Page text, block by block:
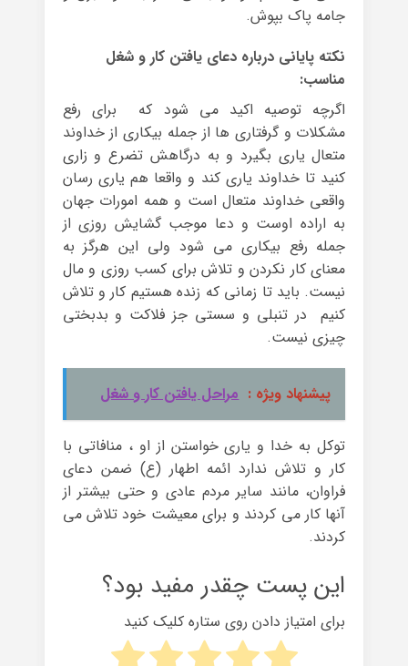
جامه پاک بپوش.
نکته پایانی درباره دعای یافتن کار و شغل
مناسب:
اگرچه توصیه اکید می شود که برای رفع
مشکلات و گرفتاری ها از جمله بیکاری از خداوند
متعال یاری بگیرد و به درگاهش تضرع و زاری
کنید تا خداوند یاری کند و واقعا هم یاری رسان
واقعی خداوند متعال است و همه امورات جهان
به اراده اوست و دعا موجب گشایش روزی از
جمله رفع بیکاری می شود ولی این هرگز به
معنای کار نکردن و تلاش برای کسب روزی و مال
نیست. باید تا زمانی که زنده هستیم کار و تلاش
کنیم در تنبلی و سستی جز فلاکت و بدبختی
چیزی نیست.
پیشنهاد ویژه : مراحل یافتن کار و شغل
توکل به خدا و یاری خواستن از او ، منافاتی با
کار و تلاش ندارد ائمه اطهار (ع) ضمن دعای
فراوان، مانند سایر مردم عادی و حتی بیشتر از
آنها کار می کردند و برای معیشت خود تلاش می
کردند.
این پست چقدر مفید بود؟
برای امتیاز دادن روی ستاره کلیک کنید